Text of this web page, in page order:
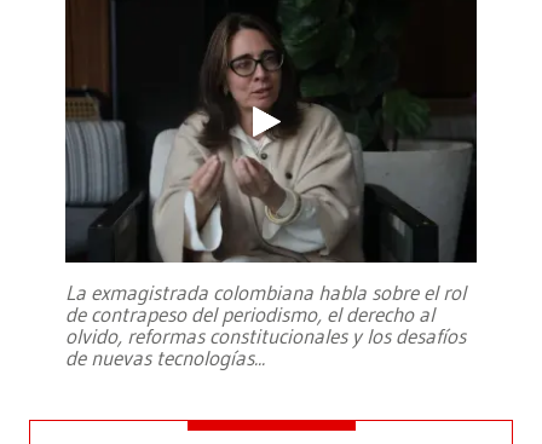
La exmagistrada colombiana habla sobre el rol
de contrapeso del periodismo, el derecho al
olvido, reformas constitucionales y los desafíos
de nuevas tecnologías...